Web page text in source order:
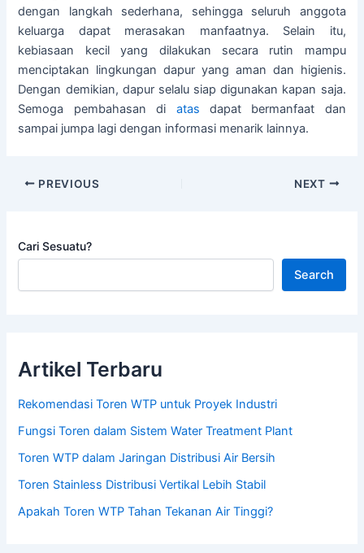
dengan langkah sederhana, sehingga seluruh anggota
keluarga dapat merasakan manfaatnya. Selain itu,
kebiasaan kecil yang dilakukan secara rutin mampu
menciptakan lingkungan dapur yang aman dan higienis.
Dengan demikian, dapur selalu siap digunakan kapan saja.
Semoga pembahasan di atas dapat bermanfaat dan
sampai jumpa lagi dengan informasi menarik lainnya.
PREVIOUS NEXT
Cari Sesuatu?
Search
Artikel Terbaru
Rekomendasi Toren WTP untuk Proyek Industri
Fungsi Toren dalam Sistem Water Treatment Plant
Toren WTP dalam Jaringan Distribusi Air Bersih
Toren Stainless Distribusi Vertikal Lebih Stabil
Apakah Toren WTP Tahan Tekanan Air Tinggi?